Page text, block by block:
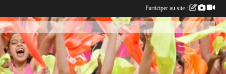
Participer au site :